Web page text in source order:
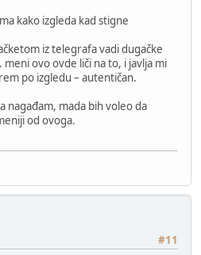
kako izgleda kad stigne
iz telegrafa vadi dugačke
ovo ovde liči na to, i javlja mi
po izgledu – autentičan.
nagađam, mada bih voleo da
od ovoga.
#11